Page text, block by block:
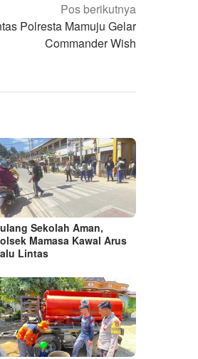
Pos berikutnya
Polresta Mamuju Gelar
Commander Wish
Sekolah Aman,
Mamasa Kawal Arus
Lintas